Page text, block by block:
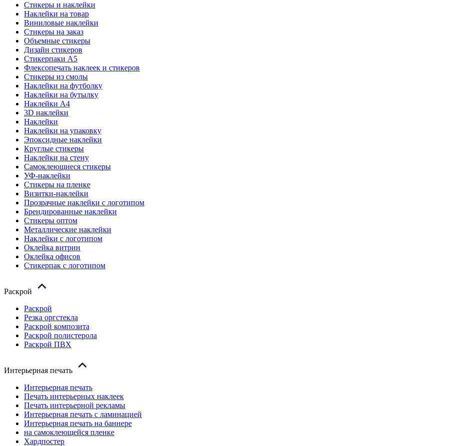
Стикеры и наклейки
Наклейки на товар
Виниловые наклейки
Стикеры на заказ
Объемные стикеры
Дизайн стикеров
Стикерпаки А5
Флексопечать наклеек и стикеров
Стикеры из смолы
Наклейки на футболку
Наклейки на бутылку
Наклейки А4
3D наклейки
Наклейки
Наклейки на упаковку
Эпоксидные наклейки
Круглые стикеры
Наклейки на стену
Самоклеющиеся стикеры
УФ-наклейки
Стикеры на пленке
Визитки-наклейки
Прозрачные наклейки с логотипом
Брендированные наклейки
Стикеры оптом
Металлические наклейки
Наклейки с логотипом
Оклейка витрин
Оклейка офисов
Стикерпак с логотипом
Раскрой
Раскрой
Резка оргстекла
Раскрой композита
Раскрой полистерола
Раскрой ПВХ
Интерьерная печать
Интерьерная печать
Печать интерьерных наклеек
Печать интерьерной рекламы
Интерьерная печать с ламинацией
Интерьерная печать на баннере
на самоклеющейся пленке
Хардпостер